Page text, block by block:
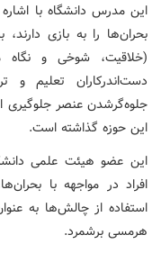
این مدرس دانشگاه با
بحران‌ها را به بازی
(خلاقیت، شوخی و نگاه
دست‌اندرکاران تعلیم و
جلوه‌گرشدن عنصر جلوگیری
این حوزه گذاشته است.
این عضو هیئت علمی
افراد در مواجهه با
استفاده از چالش‌ها به
هرمسی برشمرد.